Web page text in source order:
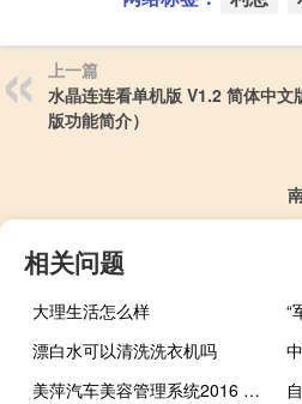
上一篇
水晶连连看单机版 V1.2 简体中
版功能简介）
相关问题
大理生活怎么样
“
漂白水可以清洗洗衣机吗
美萍汽车美容管理系统2016 V3.2 官方最新版（美萍汽车美容管理系统2016 V3.2 官方最新版功能简介）